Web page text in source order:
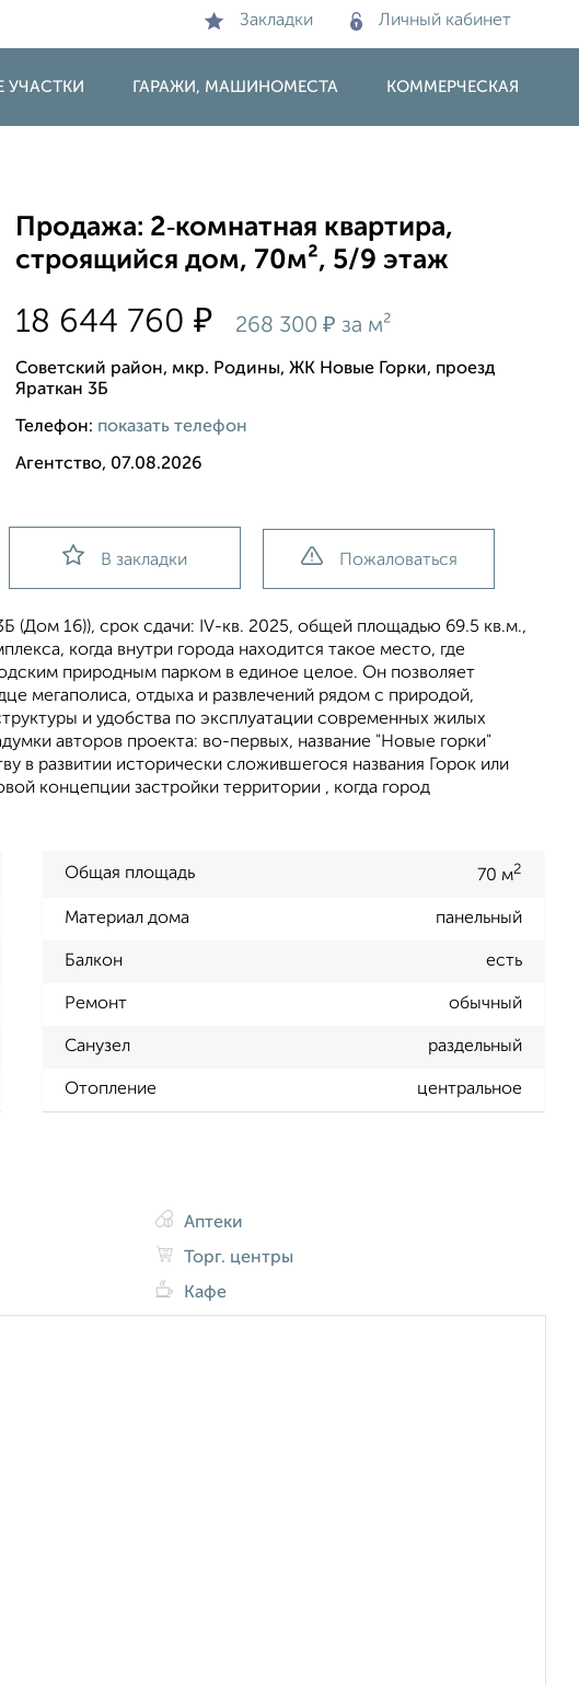
Закладки Личный кабинет
УЧАСТКИ ГАРАЖИ, МАШИНОМЕСТА КОММЕРЧЕСКАЯ
Продажа: 2‑комнатная квартира,
строящийся дом, 70м², 5/9 этаж
18 644 760₽ 268 300₽ за м²
Советский район, мкр. Родины, ЖК Новые Горки, проезд
Яраткан 3Б
Телефон: показать телефон
Агентство, 07.08.2026
В закладки Пожаловаться
(Дом 16)), срок сдачи: IV-кв. 2025, общей площадью 69.5 кв.м.,
когда внутри города находится такое место, где
природным парком в единое целое. Он позволяет
мегаполиса, отдыха и развлечений рядом с природой,
и удобства по эксплуатации современных жилых
авторов проекта: во-первых, название "Новые горки"
в развитии исторически сложившегося названия Горок или
концепции застройки территории , когда город
Общая площадь 70 м2
Материал дома панельный
Балкон есть
Ремонт обычный
Санузел раздельный
Отопление центральное
Аптеки
Торг. центры
Кафе